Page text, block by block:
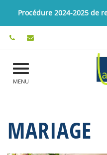
Procédure 2024-2025 de
MENU
MARIAGE